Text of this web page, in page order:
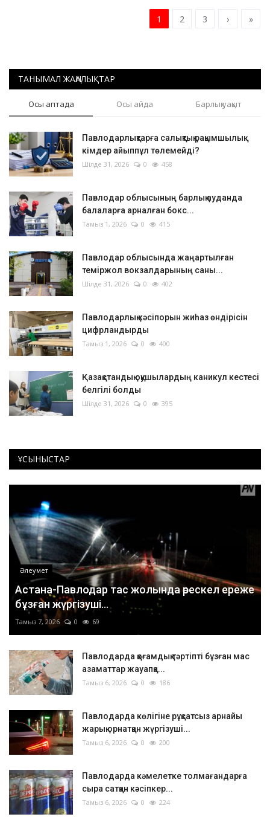
1 2 3 › »
ТАНЫМАЛ ЖАҢАЛЫҚТАР
Осы аптада Осы айда Барлық уақыт
Павлодарлықтарға салықтық рақымшылық:
кімдер айыппұл төлемейді?
Шілде 31, 2026 0 458
Павлодар облысының барлық ауданда
балаларға арналған бокс...
Тамыз 1, 2026 0 415
Павлодар облысында жаңартылған
теміржол вокзалдарының саны...
Шілде 31, 2026 0 402
Павлодарлық кәсіпорын жиһаз өндірісін
цифрландырды
Тамыз 1, 2026 0 400
Қазақстандық оқушылардың каникул кестесі
белгілі болды
Шілде 31, 2026 0 395
ҰСЫНЫСТАР
Әлеумет
Астана-Павлодар тас жолында өрескел ереже
бұзған жүргізуші...
Тамыз 7, 2026 0 69
Павлодарда қоғамдық тәртіпті бұзған мас
азаматтар жауапқа...
Тамыз 6, 2026 0 186
Павлодарда көлігіне рұқсатсыз арнайы
жарық орнатқан жүргізуші...
Тамыз 6, 2026 0 200
Павлодарда кәмелетке толмағандарға
сыра сатқан кәсіпкер...
Тамыз 6, 2026 0 224